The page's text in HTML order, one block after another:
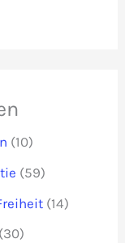
(10)
(59)
(14)
(30)